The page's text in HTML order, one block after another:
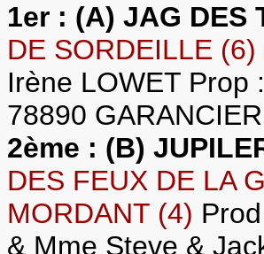
1er : (A) JAG DES
DE SORDEILLE
Irène LOWET Prop
78890
2ème : (B)
DES FEUX DE LA
MORDANT (4)
& Mme Steve &